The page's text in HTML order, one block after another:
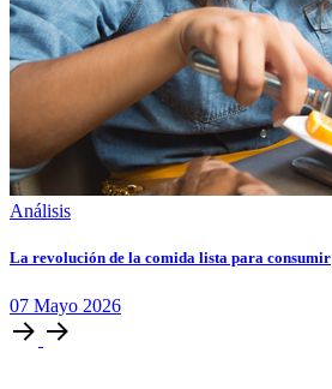
Análisis
La revolución de la comida lista para consumir
07 Mayo 2026